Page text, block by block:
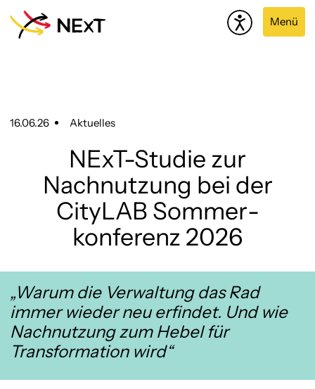
Menü
16.06.26 Aktuelles
NExT-Studie zur
Nachnutzung bei der
CityLAB Sommer­
konferenz 2026
„Warum die Verwaltung das Rad
immer wieder neu erfindet. Und wie
Nachnutzung zum Hebel für
Transformation wird“